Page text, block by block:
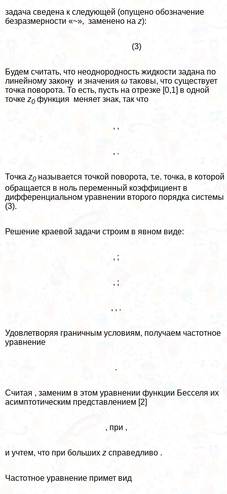
задача сведена к следующей (опущено обозначение
безразмерности «~», заменено на z):
(3)
Будем считать, что неоднородность жидкости задана по
линейному закону и значения ω таковы, что существует
точка поворота. То есть, пусть на отрезке [0,1] в одной
точке z0функция меняет знак, так что
, ,
, .
Точка z0называется точкой поворота, т.е. точка, в которой
обращается в ноль переменный коэффициент в
дифференциальном уравнении второго порядка системы
(3).
Решение краевой задачи строим в явном виде:
, ;
, ;
, , .
Удовлетворяя граничным условиям, получаем частотное
уравнение
.
Считая , заменим в этом уравнении функции Бесселя их
асимптотическим представлением [2]
, при ,
и учтем, что при больших z справедливо .
Частотное уравнение примет вид